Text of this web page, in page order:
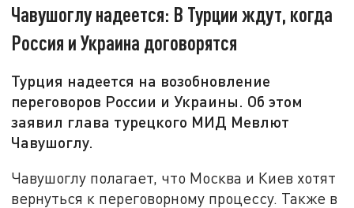
Чавушоглу надеется: В Турции ждут, когда
Россия и Украина договорятся
Турция надеется на возобновление
переговоров России и Украины. Об этом
заявил глава турецкого МИД Мевлют
Чавушоглу.
Чавушоглу полагает, что Москва и Киев хотят
вернуться к переговорному процессу. Также в